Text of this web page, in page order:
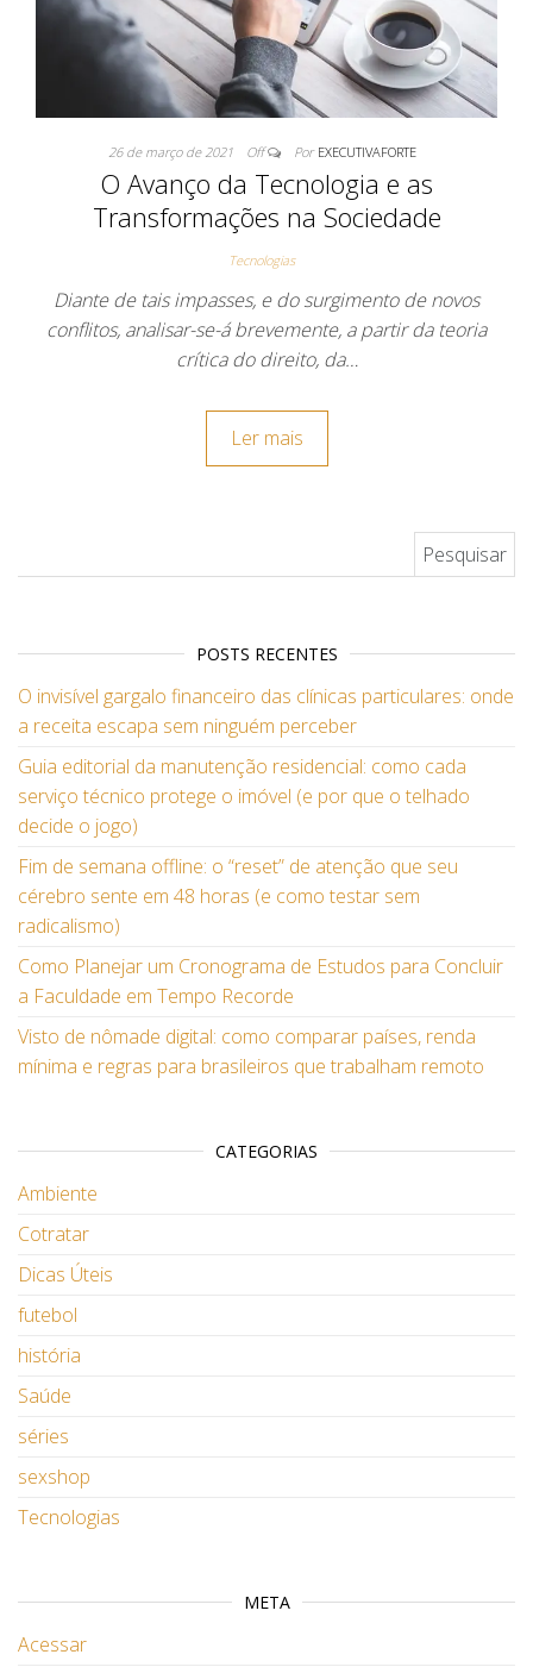
26 de março de 2021 Off Por EXECUTIVAFORTE
O Avanço da Tecnologia e as
Transformações na Sociedade
Tecnologias
Diante de tais impasses, e do surgimento de novos
conflitos, analisar-se-á brevemente, a partir da teoria
crítica do direito, da…
Ler mais
POSTS RECENTES
O invisível gargalo financeiro das clínicas particulares: onde
a receita escapa sem ninguém perceber
Guia editorial da manutenção residencial: como cada
serviço técnico protege o imóvel (e por que o telhado
decide o jogo)
Fim de semana offline: o “reset” de atenção que seu
cérebro sente em 48 horas (e como testar sem
radicalismo)
Como Planejar um Cronograma de Estudos para Concluir
a Faculdade em Tempo Recorde
Visto de nômade digital: como comparar países, renda
mínima e regras para brasileiros que trabalham remoto
CATEGORIAS
Ambiente
Cotratar
Dicas Úteis
futebol
história
Saúde
séries
sexshop
Tecnologias
META
Acessar